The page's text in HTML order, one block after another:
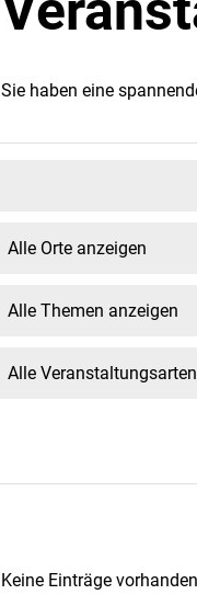
Sie haben eine
Keine Einträge vorhanden